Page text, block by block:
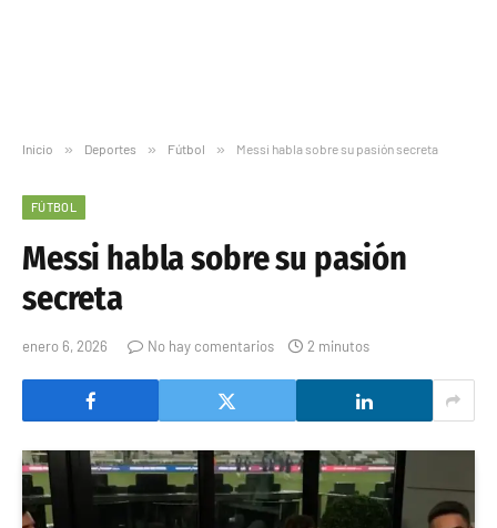
Inicio » Deportes » Fútbol » Messi habla sobre su pasión secreta
FÚTBOL
Messi habla sobre su pasión
secreta
enero 6, 2026 No hay comentarios 2 minutos